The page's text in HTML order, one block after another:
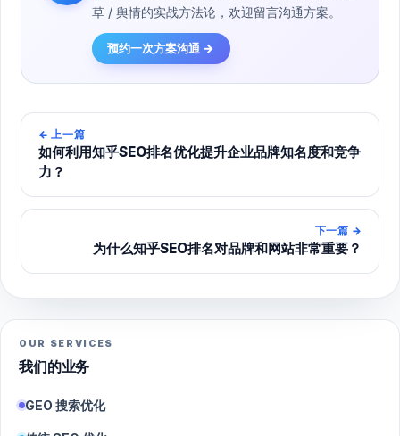
草 / 舆情的实战方法论，欢迎留言沟通方案。
预约一次方案沟通 →
← 上一篇
如何利用知乎SEO排名优化提升企业品牌知名度和竞争
力？
下一篇 →
为什么知乎SEO排名对品牌和网站非常重要？
OUR SERVICES
我们的业务
GEO 搜索优化